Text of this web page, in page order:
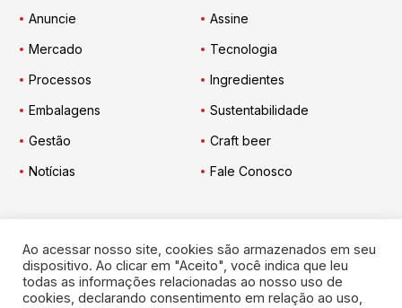
Anuncie
Assine
Mercado
Tecnologia
Processos
Ingredientes
Embalagens
Sustentabilidade
Gestão
Craft beer
Notícias
Fale Conosco
Engarrafador Moderno nas Redes:
Ao acessar nosso site, cookies são armazenados em seu
dispositivo. Ao clicar em "Aceito", você indica que leu
todas as informações relacionadas ao nosso uso de
cookies, declarando consentimento em relação ao uso,